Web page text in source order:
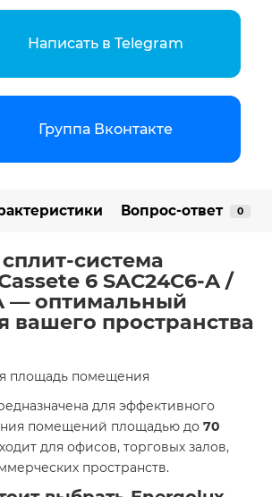
Написать в Telegram
Группа Вконтакте
Вопрос-ответ 0
система
6 SAС24С6-A /
— оптимальный
вашего пространства
площадь помещения
для эффективного
помещений площадью до 70
для офисов, торговых залов,
пространств.